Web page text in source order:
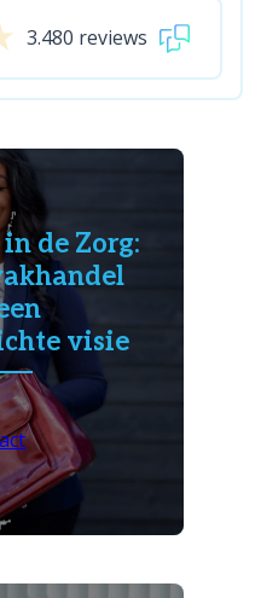
3.480 reviews
de Zorg:
visie